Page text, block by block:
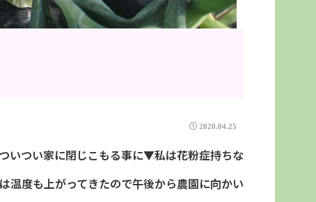
2020.04.25
いつい家に閉じこもる事に▼私は花粉症持ちな
度も上がってきたので午後から農園に向かい